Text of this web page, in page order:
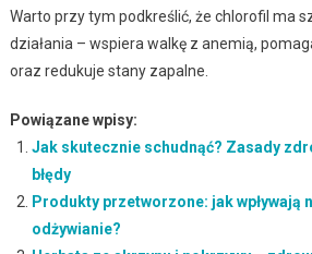
Warto przy tym podkreślić, że chlorofil ma
działania – wspiera walkę z anemią,
oraz redukuje stany zapalne.
Powiązane wpisy:
Jak skutecznie schudnąć? Zasady
błędy
Produkty przetworzone: jak wpływają
odżywianie?